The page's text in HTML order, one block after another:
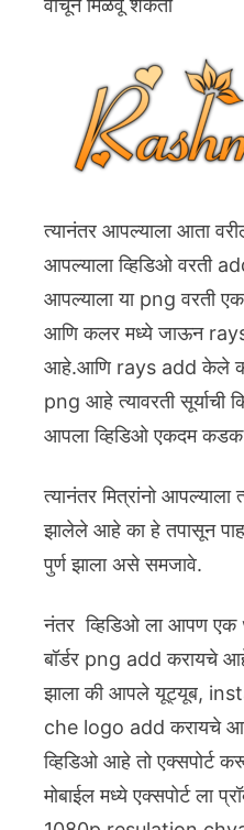
त्यानंतर आपल्याला आता
आपल्याला व्हिडिओ वरती
आपल्याला या png वरती
आणि कलर मध्ये जाऊन
आहे.आणि rays add केले की
png आहे त्यावरती सूर्याची
आपला व्हिडिओ एकदम
त्यानंतर मित्रांनो
झालेले आहे का हे तपासून
पुर्ण झाला असे समजावे.
नंतर व्हिडिओ ला आपण
बॉर्डर png add करायचे
झाला की आपले यूट्यूब,
che logo add करायचे
व्हिडिओ आहे तो एक्सपोर्ट
मोबाईल मध्ये एक्सपोर्ट ला